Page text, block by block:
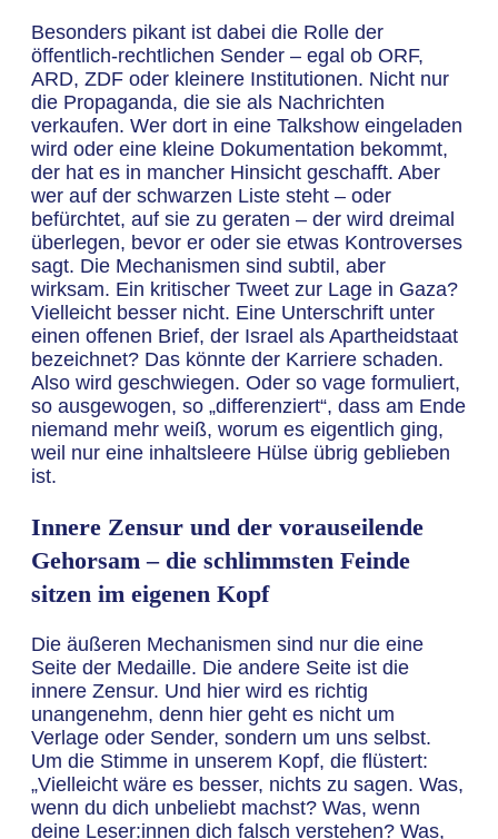
Besonders pikant ist dabei die Rolle der
öffentlich-rechtlichen Sender – egal ob ORF,
ARD, ZDF oder kleinere Institutionen. Nicht nur
die Propaganda, die sie als Nachrichten
verkaufen. Wer dort in eine Talkshow eingeladen
wird oder eine kleine Dokumentation bekommt,
der hat es in mancher Hinsicht geschafft. Aber
wer auf der schwarzen Liste steht – oder
befürchtet, auf sie zu geraten – der wird dreimal
überlegen, bevor er oder sie etwas Kontroverses
sagt. Die Mechanismen sind subtil, aber
wirksam. Ein kritischer Tweet zur Lage in Gaza?
Vielleicht besser nicht. Eine Unterschrift unter
einen offenen Brief, der Israel als Apartheidstaat
bezeichnet? Das könnte der Karriere schaden.
Also wird geschwiegen. Oder so vage formuliert,
so ausgewogen, so „differenziert“, dass am Ende
niemand mehr weiß, worum es eigentlich ging,
weil nur eine inhaltsleere Hülse übrig geblieben
ist.
Innere Zensur und der vorauseilende
Gehorsam – die schlimmsten Feinde
sitzen im eigenen Kopf
Die äußeren Mechanismen sind nur die eine
Seite der Medaille. Die andere Seite ist die
innere Zensur. Und hier wird es richtig
unangenehm, denn hier geht es nicht um
Verlage oder Sender, sondern um uns selbst.
Um die Stimme in unserem Kopf, die flüstert:
„Vielleicht wäre es besser, nichts zu sagen. Was,
wenn du dich unbeliebt machst? Was, wenn
deine Leser:innen dich falsch verstehen? Was,